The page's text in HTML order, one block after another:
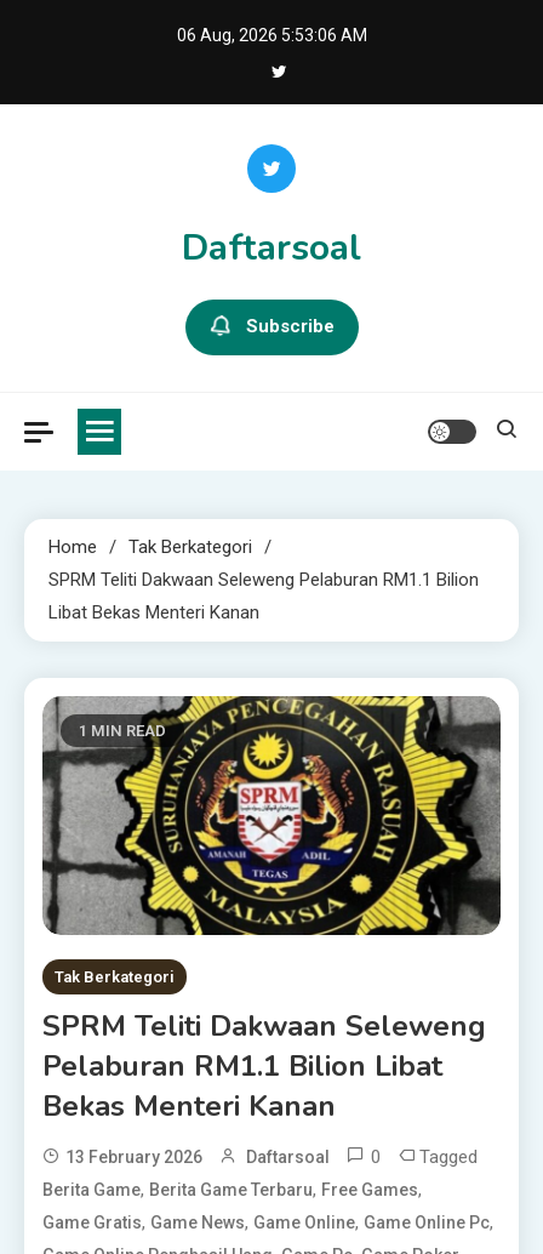
06 Aug, 2026 5:53:06 AM
Daftarsoal
Subscribe
Home
Tak Berkategori
SPRM Teliti Dakwaan Seleweng Pelaburan RM1.1 Bilion
Libat Bekas Menteri Kanan
1 MIN READ
Tak Berkategori
SPRM Teliti Dakwaan Seleweng
Pelaburan RM1.1 Bilion Libat
Bekas Menteri Kanan
13 February 2026 Daftarsoal 0 Tagged
Berita Game, Berita Game Terbaru, Free Games,
Game Gratis, Game News, Game Online, Game Online Pc,